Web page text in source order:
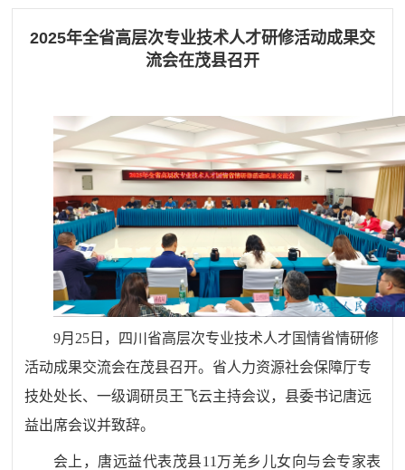
2025年全省高层次专业技术人才研修活动成果交
流会在茂县召开
9月25日，四川省高层次专业技术人才国情省情研修
活动成果交流会在茂县召开。省人力资源社会保障厅专
技处处长、一级调研员王飞云主持会议，县委书记唐远
益出席会议并致辞。
会上，唐远益代表茂县11万羌乡儿女向与会专家表